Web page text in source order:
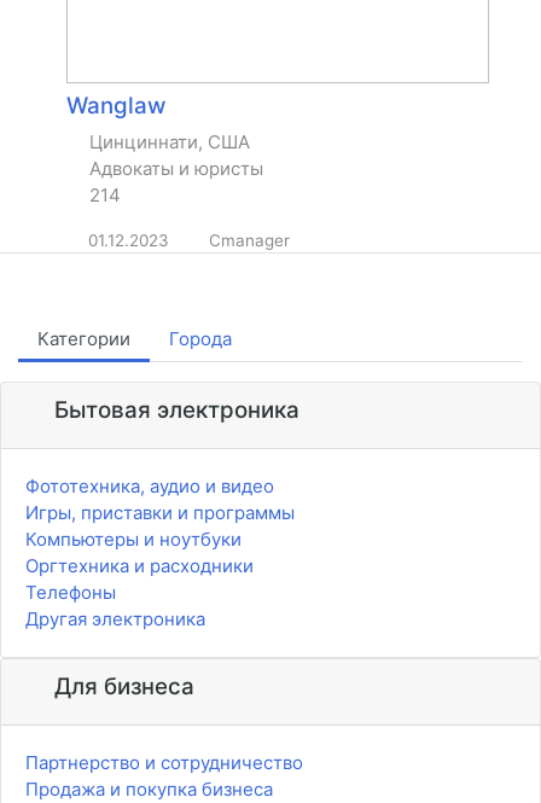
Wanglaw
Цинциннати, США
Адвокаты и юристы
214
01.12.2023 Cmanager
Категории Города
Бытовая электроника
Фототехника, аудио и видео
Игры, приставки и программы
Компьютеры и ноутбуки
Оргтехника и расходники
Телефоны
Другая электроника
Для бизнеса
Партнерство и сотрудничество
Продажа и покупка бизнеса